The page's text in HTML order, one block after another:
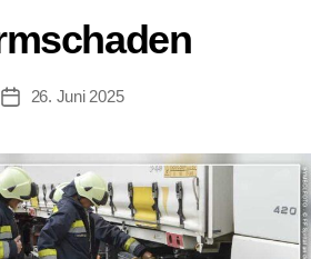
Beitragsdatum
26. Juni 2025